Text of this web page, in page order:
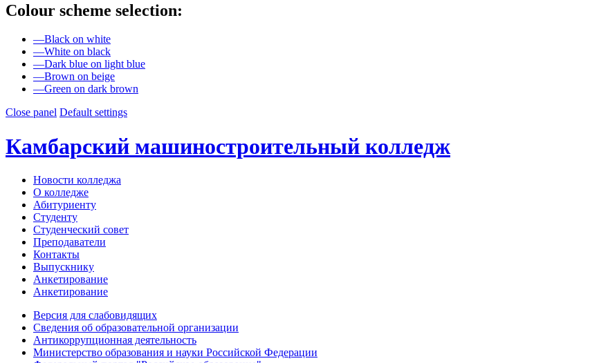
Colour scheme selection:
—Black on white
—White on black
—Dark blue on light blue
—Brown on beige
—Green on dark brown
Close panel Default settings
Камбарский машиностроительный колледж
Новости колледжа
О колледже
Абитуриенту
Студенту
Студенческий совет
Преподаватели
Контакты
Выпускнику
Анкетирование
Анкетирование
Версия для слабовидящих
Сведения об образовательной организации
Антикоррупционная деятельность
Министерство образования и науки Российской Федерации